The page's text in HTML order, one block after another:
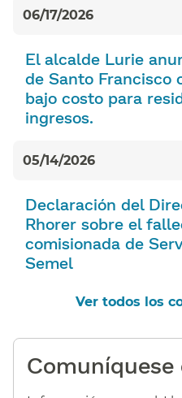
06/17/2026
El alcalde Lurie
de Santo Francisco
bajo costo para
ingresos.​​
05/14/2026
Declaración del
Rhorer sobre el
comisionada de
Semel​​
Ver todos los